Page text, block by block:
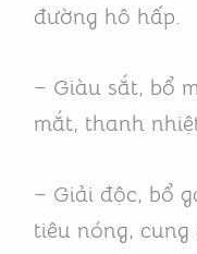
đường hô hấp.
– Giàu sắt, bổ
mắt, thanh
– Giải độc, bổ
tiêu nóng, cung